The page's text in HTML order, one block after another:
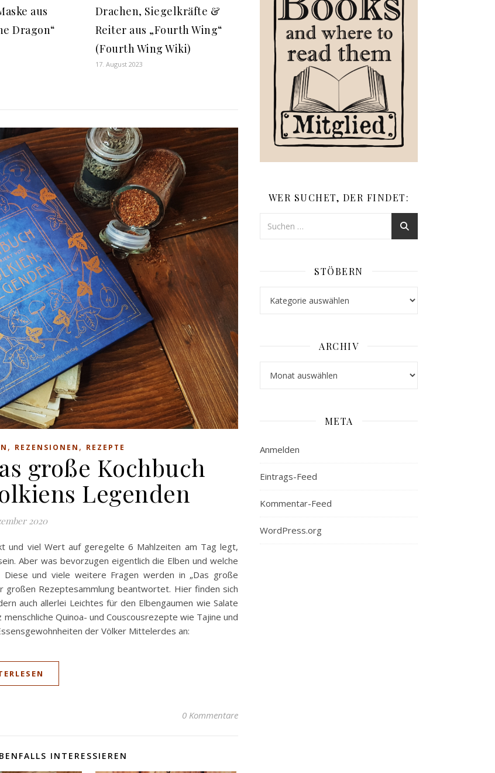
aus
Dragon“
Drachen, Siegelkräfte &
Reiter aus „Fourth Wing“
(Fourth Wing Wiki)
17. August 2023
, REZENSIONEN , REZEPTE
große Kochbuch
Legenden
2020
und viel Wert auf geregelte 6 Mahlzeiten am Tag legt,
Aber was bevorzugen eigentlich die Elben und welche
und viele weitere Fragen werden in „Das große
großen Rezeptesammlung beantwortet. Hier finden sich
auch allerlei Leichtes für den Elbengaumen wie Salate
Quinoa- und Couscousrezepte wie Tajine und
der Völker Mittelerdes an:
0 Kommentare
INTERESSIEREN
WER SUCHET, DER FINDET:
STÖBERN
ARCHIV
META
Anmelden
Eintrags-Feed
Kommentar-Feed
WordPress.org